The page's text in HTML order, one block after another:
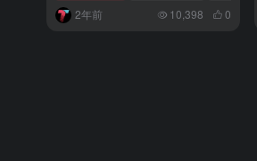
2年前 10,398 0